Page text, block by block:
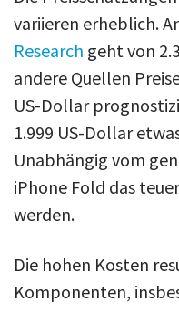
variieren erheblich.
Research geht von
andere Quellen
US-Dollar
1.999 US-Dollar
Unabhängig vom
iPhone Fold das
werden.
Die hohen Kosten
Komponenten,